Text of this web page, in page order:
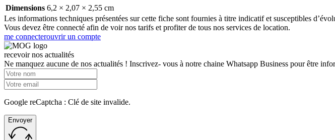
Dimensions 6,2 × 2,07 × 2,55 cm
Les informations techniques présentées sur cette fiche sont fournies à titre indicatif et susceptibles
Vous devez être connecté afin de voir nos tarifs et profiter de tous nos services de location.
me connecterouvrir un compte
recevoir nos actualités
Ne manquez aucune de nos actualités ! Inscrivez- vous à notre chaine Whatsapp Business pour être
Google reCaptcha : Clé de site invalide.
Envoyer